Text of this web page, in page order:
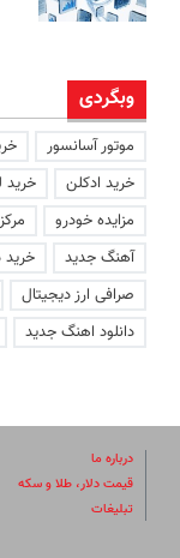
وبگردی
موتور آسانسور
خرید ادکلن
خرید
مزایده خودرو
آهنگ جدید
خرید
صرافی ارز دیجیتال
دانلود اهنگ جدید
درباره ما
قیمت دلار، طلا و سکه
تبلیغات